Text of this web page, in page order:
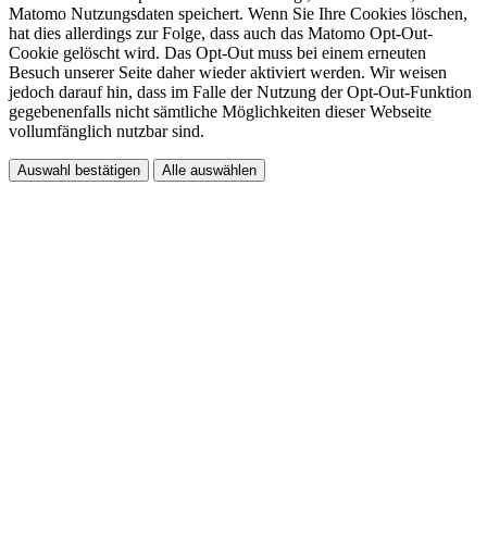
Matomo Nutzungsdaten speichert. Wenn Sie Ihre Cookies löschen,
hat dies allerdings zur Folge, dass auch das Matomo Opt-Out-
Cookie gelöscht wird. Das Opt-Out muss bei einem erneuten
Besuch unserer Seite daher wieder aktiviert werden. Wir weisen
jedoch darauf hin, dass im Falle der Nutzung der Opt-Out-Funktion
gegebenenfalls nicht sämtliche Möglichkeiten dieser Webseite
vollumfänglich nutzbar sind.
Auswahl bestätigen Alle auswählen